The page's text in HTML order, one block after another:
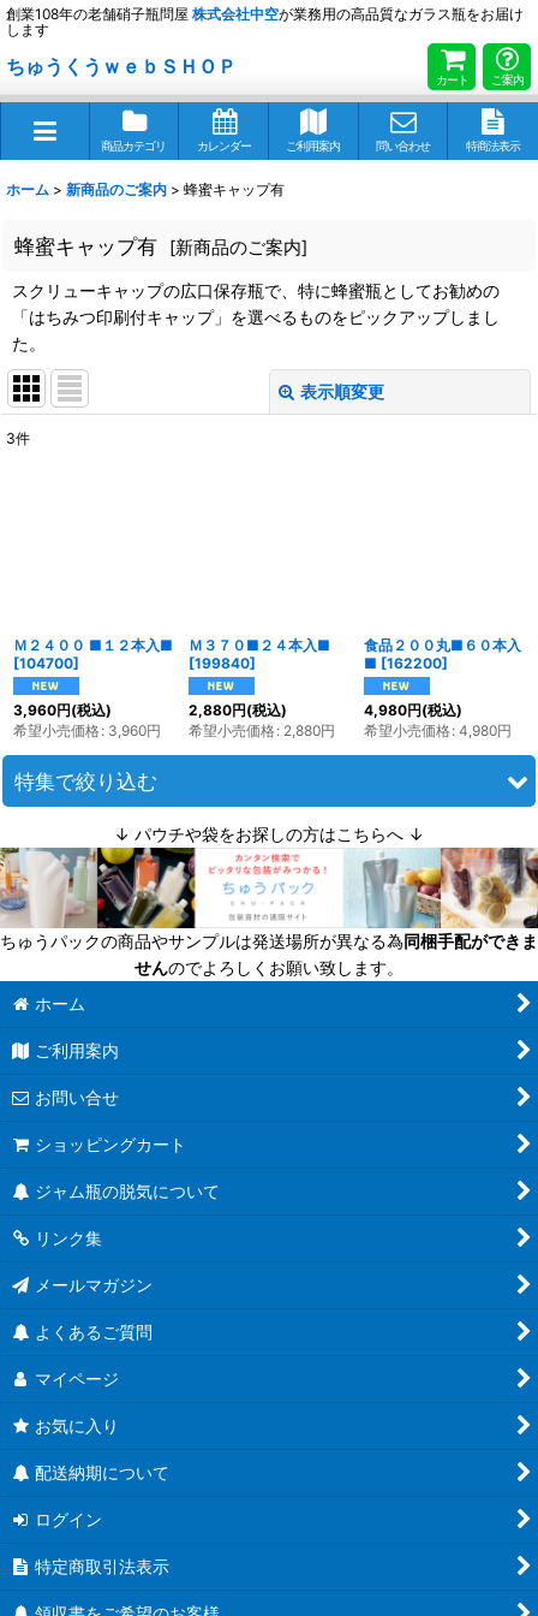
創業108年の老舗硝子瓶問屋 株式会社中空が業務用の高品質なガラス瓶をお届け
します
ちゅうくうｗｅｂＳＨＯＰ
カート ご案内
商品カテゴリ カレンダー ご利用案内 問い合わせ 特商法表示
ホーム > 新商品のご案内 > 蜂蜜キャップ有
蜂蜜キャップ有 [新商品のご案内]
スクリューキャップの広口保存瓶で、特に蜂蜜瓶としてお勧めの
「はちみつ印刷付キャップ」を選べるものをピックアップしまし
た。
表示順変更
3件
Ｍ２４００ ■１２本入■
[104700]
3,960円(税込)
希望小売価格: 3,960円
Ｍ３７０■２４本入■
[199840]
2,880円(税込)
希望小売価格: 2,880円
食品２００丸■６０本入
■ [162200]
4,980円(税込)
希望小売価格: 4,980円
特集で絞り込む
迷ったら定番商品！
送料無料商品
超軽量瓶
六角びん
八角びん
角びん全て
マヨネーズびん
お酒のテイクアウト容器
人気のハーバリウム瓶
蜂蜜キャップ有
結婚式にお勧め！
ユニバーサルデザイン
Ｔ４３ツイスト
↓ パウチや袋をお探しの方はこちらへ ↓
ちゅうパックの商品やサンプルは発送場所が異なる為同梱手配ができま
せんのでよろしくお願い致します。
ホーム
ご利用案内
お問い合せ
ショッピングカート
ジャム瓶の脱気について
リンク集
メールマガジン
よくあるご質問
マイページ
お気に入り
配送納期について
ログイン
特定商取引法表示